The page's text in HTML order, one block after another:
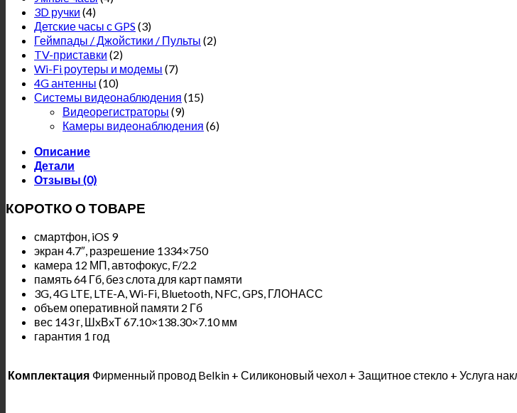
3D ручки (4)
Детские часы с GPS (3)
Геймпады / Джойстики / Пульты (2)
TV-приставки (2)
Wi-Fi роутеры и модемы (7)
4G антенны (10)
Системы видеонаблюдения (15)
Видеорегистраторы (9)
Камеры видеонаблюдения (6)
Описание
Детали
Отзывы (0)
КОРОТКО О ТОВАРЕ
смартфон, iOS 9
экран 4.7″, разрешение 1334×750
камера 12 МП, автофокус, F/2.2
память 64 Гб, без слота для карт памяти
3G, 4G LTE, LTE-A, Wi-Fi, Bluetooth, NFC, GPS, ГЛОНАСС
объем оперативной памяти 2 Гб
вес 143 г, ШxВxТ 67.10×138.30×7.10 мм
гарантия 1 год
Комплектация Фирменный провод Belkin + Силиконовый чехол + Защитное стекло + Услуга